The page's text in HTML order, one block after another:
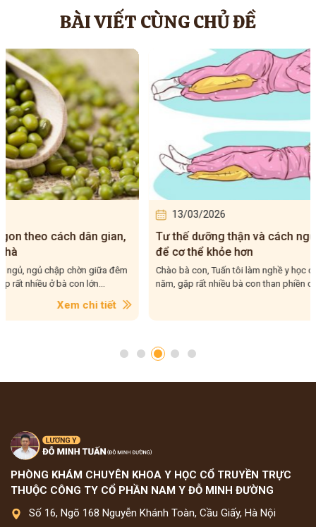
BÀI VIẾT CÙNG CHỦ ĐỀ
Tư thế dưỡng thận và cách ngủ sao cho đúng
Chào bà con, Tuấn tôi làm nghề y học cổ truyền đã hơn 20
năm, gặp rất nhiều bà con than phiền chuyện ngủ không...
Giữ
Chào bà
rằng,
PHÒNG KHÁM CHUYÊN KHOA Y HỌC CỔ TRUYỀN TRỰC
THUỘC CÔNG TY CỔ PHẦN NAM Y ĐỖ MINH ĐƯỜNG
Số 16, Ngõ 168 Nguyễn Khánh Toàn, Cầu Giấy, Hà Nội